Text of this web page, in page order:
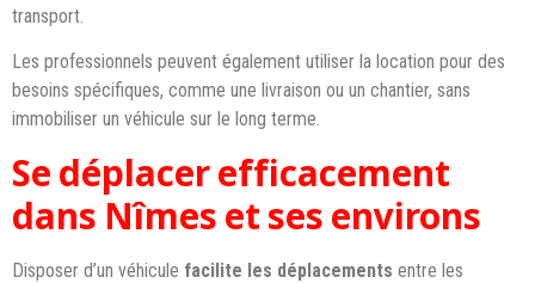
transport.
Les professionnels peuvent également utiliser la location pour des
besoins spécifiques, comme une livraison ou un chantier, sans
immobiliser un véhicule sur le long terme.
Se déplacer efficacement
dans Nîmes et ses environs
Disposer d’un véhicule facilite les déplacements entre les